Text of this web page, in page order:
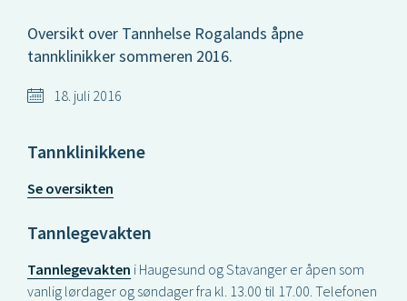
Oversikt over Tannhelse Rogalands åpne
tannklinikker sommeren 2016.
18. juli 2016
Tannklinikkene
Se oversikten
Tannlegevakten
Tannlegevakten i Haugesund og Stavanger er åpen som
vanlig lørdager og søndager fra kl. 13.00 til 17.00. Telefonen